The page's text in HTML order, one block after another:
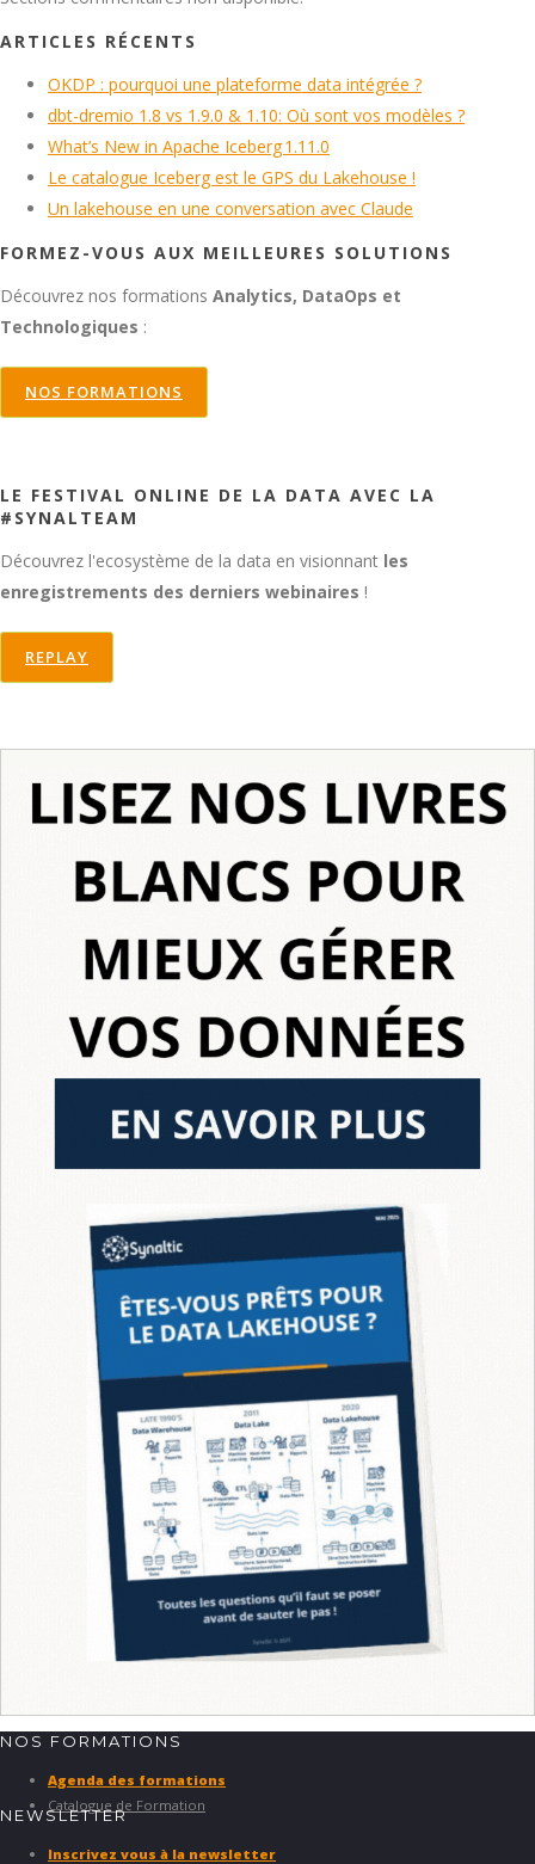
ARTICLES RÉCENTS
OKDP : pourquoi une plateforme data intégrée ?
dbt-dremio 1.8 vs 1.9.0 & 1.10: Où sont vos modèles ?
What’s New in Apache Iceberg 1.11.0
Le catalogue Iceberg est le GPS du Lakehouse !
Un lakehouse en une conversation avec Claude
FORMEZ-VOUS AUX MEILLEURES SOLUTIONS
Découvrez nos formations Analytics, DataOps et
Technologiques :
NOS FORMATIONS
LE FESTIVAL ONLINE DE LA DATA AVEC LA
#SYNALTEAM
Découvrez l'ecosystème de la data en visionnant les
enregistrements des derniers webinaires !
REPLAY
NOS FORMATIONS
Agenda des formations
Catalogue de Formation
NEWSLETTER
Inscrivez vous à la newsletter